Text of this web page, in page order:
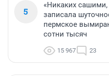
5
«Никаких сашими,
записала
пермское
сотни тысяч
15 967 23